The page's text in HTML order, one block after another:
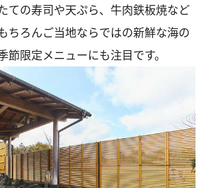
ての寿司や天ぷら、牛肉鉄板焼など
ちろんご当地ならではの新鮮な海の
限定メニューにも注目です。